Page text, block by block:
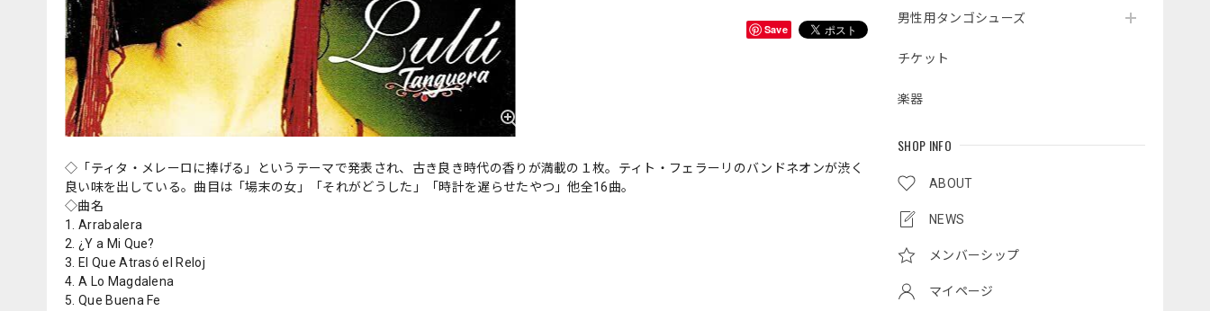
男性用タンゴシューズ
チケット
楽器
SHOP INFO
ABOUT
NEWS
メンバーシップ
マイページ
Save
◇「ティタ・メレーロに捧げる」というテーマで発表され、古き良き時代の香りが満載の１枚。ティト・フェラーリのバンドネオンが渋く
良い味を出している。曲目は「場末の女」「それがどうした」「時計を遅らせたやつ」他全16曲。
◇曲名
1. Arrabalera
2. ¿Y a Mi Que?
3. El Que Atrasó el Reloj
4. A Lo Magdalena
5. Que Buena Fe